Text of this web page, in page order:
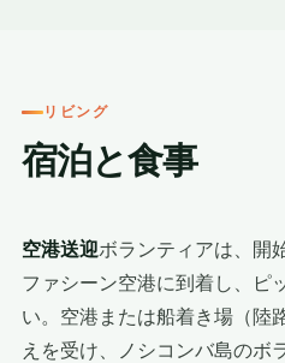
リビング
宿泊と食事
空港送迎ボランティアは、開
ファシーン空港に到着し、ピ
い。空港または船着き場（陸
えを受け、ノシコンバ島のボ